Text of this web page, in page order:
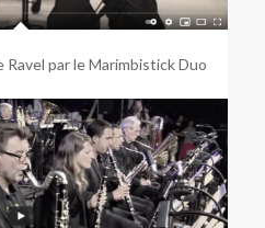
par le Marimbistick Duo